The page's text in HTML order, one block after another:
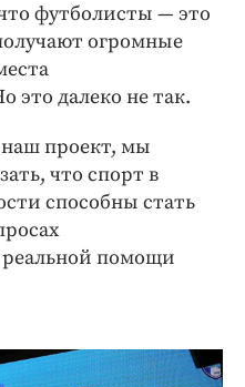
футболисты — это
огромные
это далеко не так.
наш проект, мы
что спорт в
способны стать
реальной помощи